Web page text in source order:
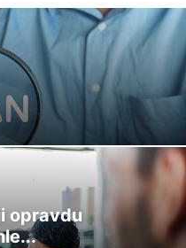
opravdu